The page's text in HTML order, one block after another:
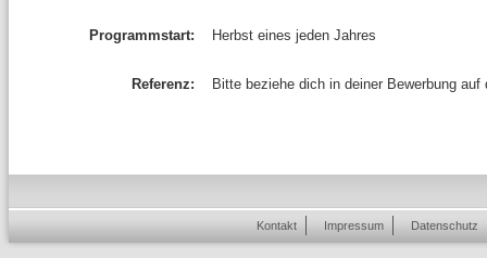
Programmstart: Herbst eines jeden Jahres
Referenz: Bitte beziehe dich in deiner Bewerbung auf
Kontakt Impressum Datenschutz